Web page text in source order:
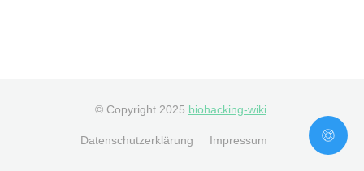
© Copyright 2025 biohacking-wiki
Datenschutzerklärung Impressum